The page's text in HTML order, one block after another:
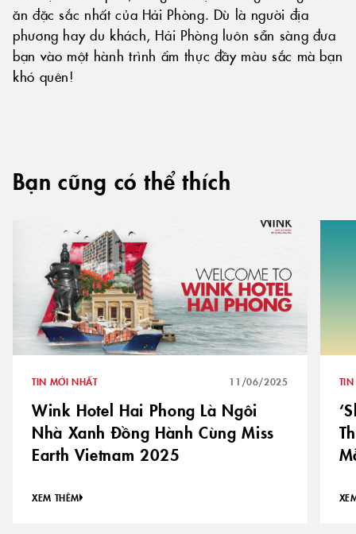
ăn đặc sắc nhất của Hải Phòng. Dù là người địa
phương hay du khách, Hải Phòng luôn sẵn sàng đưa
bạn vào một hành trình ẩm thực đầy màu sắc mà bạn
khó quên!
Bạn cũng có thể thích
TIN MỚI NHẤT 11/06/2025
Wink Hotel Hai Phong Là Ngôi
Nhà Xanh Đồng Hành Cùng Miss
Earth Vietnam 2025
XEM THÊM